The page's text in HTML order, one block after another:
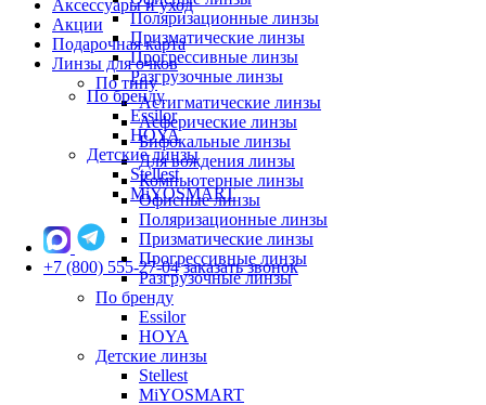
Аксессуары и уход
Акции
Подарочная карта
Линзы для очков
По типу
Астигматические линзы
Асферические линзы
Бифокальные линзы
Для вождения линзы
Компьютерные линзы
Офисные линзы
Поляризационные линзы
Призматические линзы
Прогрессивные линзы
Разгрузочные линзы
По бренду
Essilor
HOYA
Детские линзы
Stellest
MiYOSMART
Поляризационные линзы
Призматические линзы
Прогрессивные линзы
Разгрузочные линзы
По бренду
Essilor
HOYA
Детские линзы
Stellest
MiYOSMART
+7 (800) 555-27-04 заказать звонок